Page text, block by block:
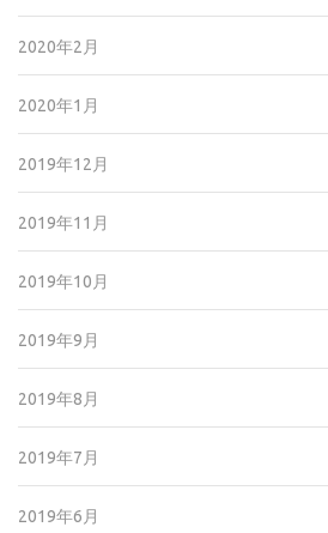
2020年2月
2020年1月
2019年12月
2019年11月
2019年10月
2019年9月
2019年8月
2019年7月
2019年6月